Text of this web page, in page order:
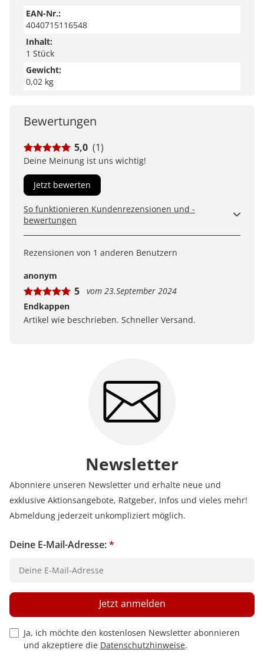
EAN-Nr.:
4040715116548
Inhalt:
1 Stück
Gewicht:
0,02 kg
Bewertungen
5,0 (1)
Deine Meinung ist uns wichtig!
Jetzt bewerten
So funktionieren Kundenrezensionen und -
bewertungen
zu können. Uns ist wichtig, transparent zu zeigen, wie
Hinweis Verifizierter Kauf bedeutet.
Erfahren Sie mehr darüber, wie Kundenbewertungen
bei uns funktionieren
Rezensionen von 1 anderen Benutzern
anonym
5
vom 23.September 2024
Endkappen
Artikel wie beschrieben. Schneller Versand.
Newsletter
Abonniere unseren Newsletter und erhalte neue und
exklusive Aktionsangebote, Ratgeber, Infos und vieles mehr!
Abmeldung jederzeit unkompliziert möglich.
Deine E-Mail-Adresse:*
Privacy Policy Checkbox
Ja, ich möchte den kostenlosen Newsletter abonnieren
und akzeptiere die Datenschutzhinweise.
Jetzt anmelden